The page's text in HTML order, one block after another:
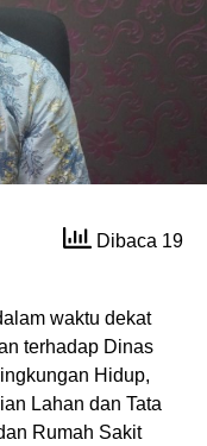
Dibaca 19
waktu dekat
terhadap Dinas
Hidup,
Lahan dan Tata
Rumah Sakit